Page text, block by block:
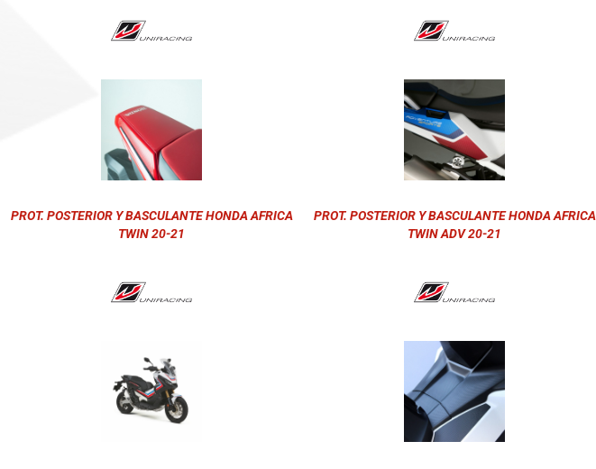
PROT. POSTERIOR Y BASCULANTE HONDA AFRICA
TWIN 20-21
PROT. POSTERIOR Y BASCULANTE HONDA AFRICA
TWIN ADV 20-21